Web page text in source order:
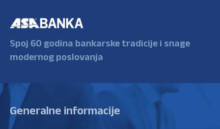
Spoj 60 godina bankarske tradicije i snage
modernog poslovanja
Generalne informacije